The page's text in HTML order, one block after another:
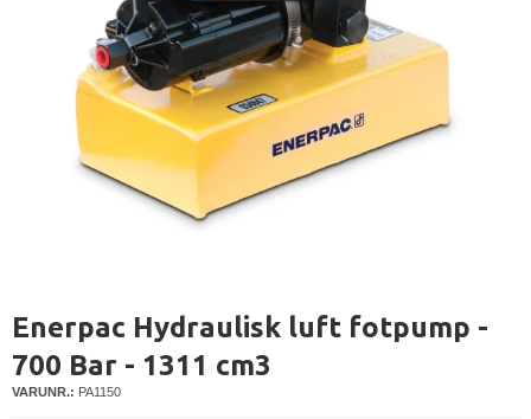
Enerpac Hydraulisk luft fotpump -
700 Bar - 1311 cm3
VARUNR.: PA1150